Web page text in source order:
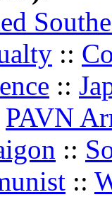
::
::
PAVN
::
::